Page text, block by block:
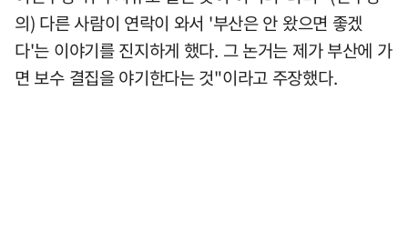
의) 다른 사람이 연락이 와서 '부산은 안 왔으면 좋겠
다'는 이야기를 진지하게 했다. 그 논거는 제가 부산에 가
면 보수 결집을 야기한다는 것"이라고 주장했다.